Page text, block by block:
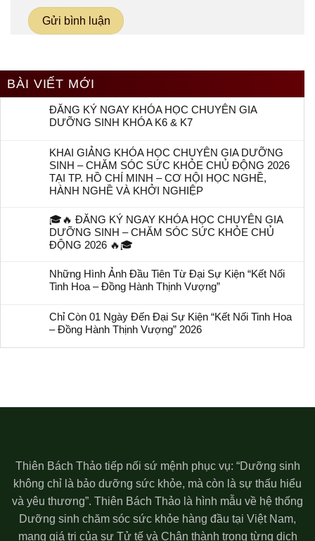
BÀI VIẾT MỚI
ĐĂNG KÝ NGAY KHÓA HỌC CHUYÊN GIA
DƯỠNG SINH KHÓA K6 & K7
KHAI GIẢNG KHÓA HỌC CHUYÊN GIA DƯỠNG
SINH – CHĂM SÓC SỨC KHỎE CHỦ ĐỘNG 2026
TẠI TP. HỒ CHÍ MINH – CƠ HỘI HỌC NGHỀ,
HÀNH NGHỀ VÀ KHỞI NGHIỆP
🎓🔥 ĐĂNG KÝ NGAY KHÓA HỌC CHUYÊN GIA
DƯỠNG SINH – CHĂM SÓC SỨC KHỎE CHỦ
ĐỘNG 2026 🔥🎓
Những Hình Ảnh Đầu Tiên Từ Đại Sự Kiện “Kết Nối
Tinh Hoa – Đồng Hành Thịnh Vượng”
Chỉ Còn 01 Ngày Đến Đại Sự Kiện “Kết Nối Tinh Hoa
– Đồng Hành Thịnh Vượng” 2026
Thiên Bách Thảo tiếp nối sứ mệnh phục vụ: “Dưỡng sinh
không chỉ là bảo dưỡng sức khỏe, mà còn là sự thấu hiểu
và yêu thương”. Thiên Bách Thảo là hình mẫu về hệ thống
Dưỡng sinh chăm sóc sức khỏe hàng đầu tại Việt Nam,
mang giá trị của sự Tử tế và Chân thành trong từng dịch